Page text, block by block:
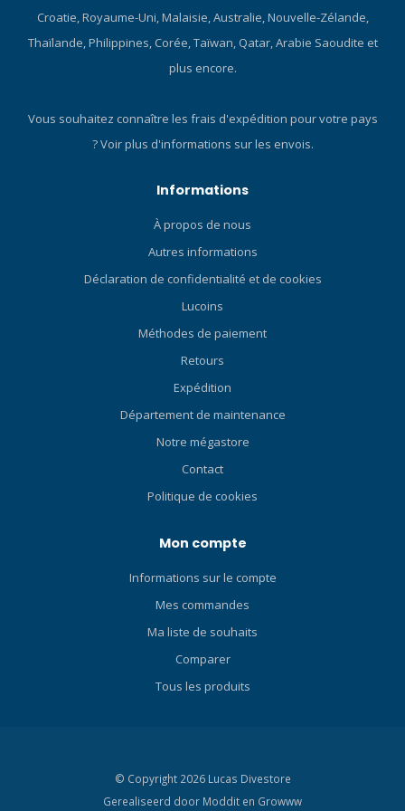
Sous l’eau, la fiabilité est
primordiale. Le Suunto
Nautic S est conçu pour
plongée après plongée. Sa
conception durable et
son écran AMOLED
visibilité claire et une
plongée en toute confiance.
élastique offre un confort et
une flexibilité supérieurs,
à toutes les conditions. Que
vous exploriez des récifs,
apnée ou que vous
prépariez votre prochaine
aventure, le Nautic S est
accompagner partout où
emmènent. Conception
Affichage AMOLED lumineux
pour une meilleure lisibilité
polyvalence Une
performance qui dure au-
Suunto Nautic S offre
jusqu’à 60 heures de temps
Croatie, Royaume-Uni, Malaisie, Australie, Nouvelle-Zélande,
Thaïlande, Philippines, Corée, Taïwan, Qatar, Arabie Saoudite et
plus encore.
Vous souhaitez connaître les frais d'expédition pour votre pays
?Voir plus d'informations sur les envois.
Informations
À propos de nous
Autres informations
Déclaration de confidentialité et de cookies
Lucoins
Méthodes de paiement
Retours
Expédition
Département de maintenance
Notre mégastore
Contact
Politique de cookies
Mon compte
Informations sur le compte
Mes commandes
Ma liste de souhaits
Comparer
Tous les produits
© Copyright 2026 Lucas Divestore
Gerealiseerd door Moddit en Growww